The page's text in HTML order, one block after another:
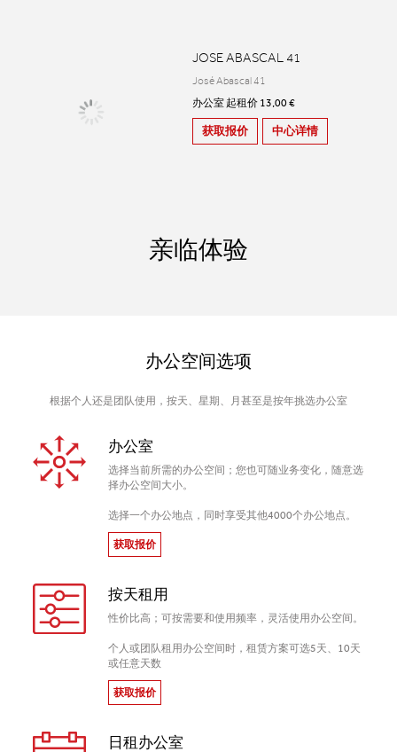
JOSE ABASCAL 41
José Abascal 41
办公室 起租价 13,00 €
获取报价 中心详情
亲临体验
办公空间选项
根据个人还是团队使用，按天、星期、月甚至是按年挑选办公室
办公室
选择当前所需的办公空间；您也可随业务变化，随意选
择办公空间大小。
选择一个办公地点，同时享受其他4000个办公地点。
获取报价
按天租用
性价比高；可按需要和使用频率，灵活使用办公空间。
个人或团队租用办公空间时，租赁方案可选5天、10天
或任意天数
获取报价
日租办公室